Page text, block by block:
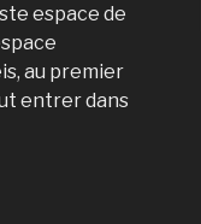
espace de
au premier
entrer dans